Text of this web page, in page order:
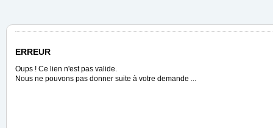
ERREUR
Oups ! Ce lien n'est pas valide.
Nous ne pouvons pas donner suite à votre demande ...